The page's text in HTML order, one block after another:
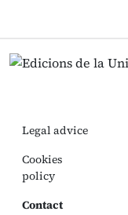
Legal advice
Cookies
policy
Contact